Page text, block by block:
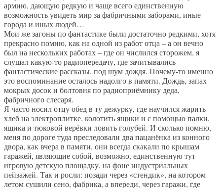
армию, дающую редкую и чаще всего единственную
возможность увидеть мир за фабричными заборами, иные
города и иных людей…
Мои же загоны по фантастике были достаточно редкими, хотя
прекрасно помню, как на одной из работ отца – а он вечно
был на нескольких работах – где он числился сторожем, я
слушал какую-то радиопередачу, где зачитывались
фантастические рассказы, под шум дождя. Почему-то именно
это воспоминание осталось надолго в памяти. Дождь, запах
мокрых досок и болтовня по радиоприёмнику деда,
фабричного слесаря.
Я часто носил отцу обед в ту дежурку, где научился жарить
хлеб на электроплитке, колотить ящики и с помощью палки,
ящика и тюковой верёвки ловить голубей. И сколько помню,
меня по дороге туда преследовали два пацанёнка из конного
двора, как вчера в памяти, они всегда скакали по крышам
гаражей, являющие собой, возможно, единственную тут
игровую детскую площадку, на фоне индустриальных
пейзажей. Так и росли: позади через «стендик», на котором
летом сушили сено, фабрика, а впереди, через гаражи, где